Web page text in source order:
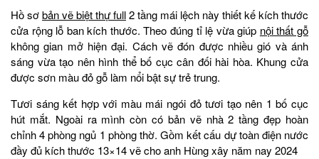
Hồ sơbản vẽ biệt thự full2 tầng mái lệch này thiết kế kích thước
cửa rộng lỗ ban kích thước. Theo đúng tỉ lệ vừa giúp nội thất gỗ
không gian mở hiện đại. Cách vẽ đón được nhiều gió và ánh
sáng vừa tạo nên hình thể bố cục cân đối hài hòa. Khung cửa
được sơn màu đỏ gỗ làm nổi bật sự trẻ trung.
Tươi sáng kết hợp với màu mái ngói đỏ tươi tạo nên 1 bố cục
hút mắt. Ngoài ra mình còn có bản vẽ nhà 2 tầng đẹp hoàn
chỉnh 4 phòng ngủ 1 phòng thờ. Gồm kết cấu dự toàn điện nước
đầy đủ kích thước 13×14 vẽ cho anh Hùng xây năm nay 2024